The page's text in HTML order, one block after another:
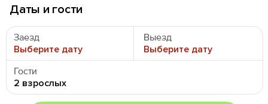
фехтования, Ледовый дворец СКА, бассейн СКА,
Военный госпиталь, Новосибирский перинатальный
центр, ТЦ Сибирский молл.
Закрытая территория без машин с детской
площадкой, парковка по периметру ЖК. В ЖК
круглосуточная охрана, видеонаблюдение. Вокруг
супермаркеты, аптеки, пункты ВБ и Озон прям в ЖК,
Даты и гости
Заезд
Выберите дату
Выезд
Выберите дату
Гости
2 взрослых